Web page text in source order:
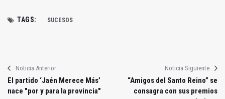
TAGS: SUCESOS
Noticia Anterior
El partido ‘Jaén Merece Más’
nace "por y para la provincia"
Noticia Siguiente
“Amigos del Santo Reino” se
consagra con sus premios